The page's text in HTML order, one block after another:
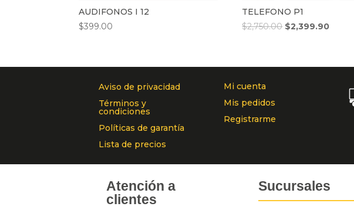
AUDIFONOS I 12
$399.00
TELEFONO P1
$2,750.00 $2,399.90
Aviso de privacidad
Términos y
condiciones
Políticas de garantía
Lista de precios
Mi cuenta
Mis pedidos
Registrarme
Atención a
clientes
Sucursales